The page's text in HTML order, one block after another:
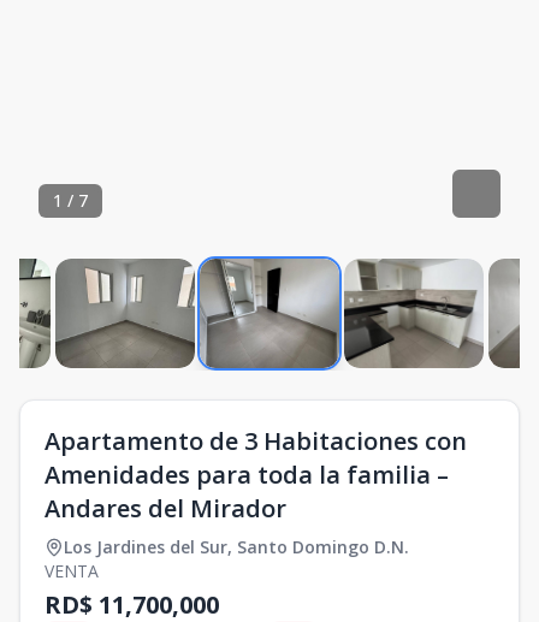
1 / 7
Apartamento de 3 Habitaciones con
Amenidades para toda la familia –
Andares del Mirador
Los Jardines del Sur, Santo Domingo D.N.
VENTA
RD$ 11,700,000